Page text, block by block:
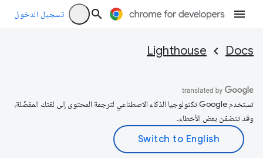
تسجيل الدخول
Docs
Lighthouse
تستخدم Google تكنولوجيا الذكاء الاصطناعي لترجمة المحتوى إلى لغتك المفضّلة،
وقد تتضمّن بعض الأخطاء.